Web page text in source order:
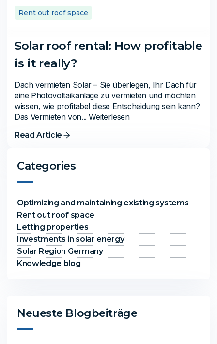
Rent out roof space
Solar roof rental: How profitable
is it really?
Dach vermieten Solar – Sie überlegen, Ihr Dach für
eine Photovoltaikanlage zu vermieten und möchten
wissen, wie profitabel diese Entscheidung sein kann?
Das Vermieten von... Weiterlesen
Read Article
Categories
Optimizing and maintaining existing systems
Rent out roof space
Letting properties
Investments in solar energy
Solar Region Germany
Knowledge blog
Neueste Blogbeiträge